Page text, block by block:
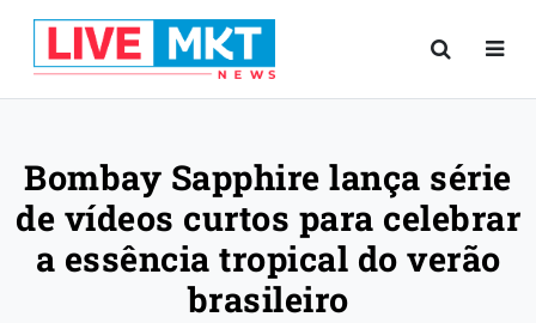
Bombay Sapphire lança série
de vídeos curtos para celebrar
a essência tropical do verão
brasileiro